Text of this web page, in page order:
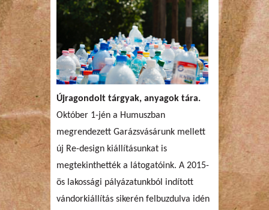
Újragondolt tárgyak, anyagok tára.
Október 1-jén a Humuszban
megrendezett Garázsvásárunk mellett
új Re-design kiállításunkat is
megtekinthették a látogatóink. A 2015-
ös lakossági pályázatunkból indított
vándorkiállítás sikerén felbuzdulva idén